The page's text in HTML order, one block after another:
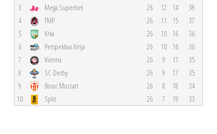
3
Mega Superbet 26 12 14
38
4
FMP 26 11 15
37
5
Krka 26 10 16
36
6
Perspektiva Ilirija 26 10 16
36
7
Vienna 26 9 17
35
8
SC Derby 26 9 17
35
9
Borac Mozzart 26 8 18
34
10
Split 26 7 19 33